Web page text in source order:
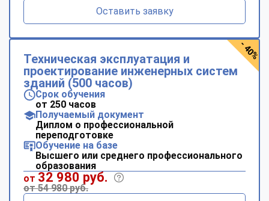
Оставить заявку
Техническая эксплуатация и
проектирование инженерных систем
зданий (500 часов)
Срок обучения
от 250 часов
Получаемый документ
Диплом о профессиональной
переподготовке
Обучение на базе
Высшего или среднего профессионального
образования
от 32 980 руб.
от 54 980 руб.
- 40%